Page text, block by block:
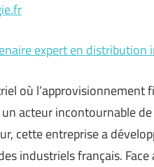
expert en
où l’approvisionnement
un acteur incontournable
cette entreprise a
industriels français.